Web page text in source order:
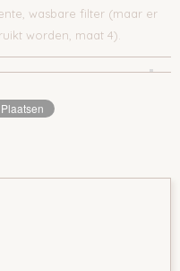
wasbare filter (maar er
worden, maat 4).